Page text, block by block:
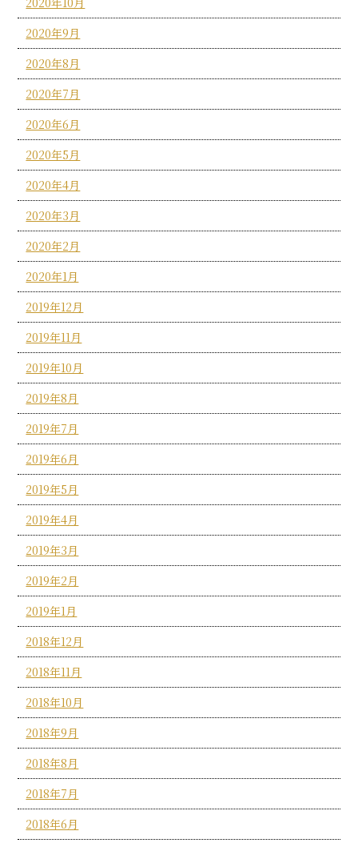
2020年9月
2020年8月
2020年7月
2020年6月
2020年5月
2020年4月
2020年3月
2020年2月
2020年1月
2019年12月
2019年11月
2019年10月
2019年8月
2019年7月
2019年6月
2019年5月
2019年4月
2019年3月
2019年2月
2019年1月
2018年12月
2018年11月
2018年10月
2018年9月
2018年8月
2018年7月
2018年6月